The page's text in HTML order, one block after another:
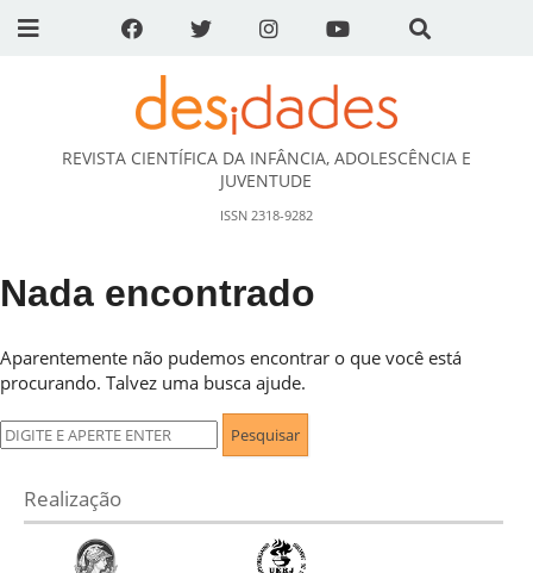
DESidades
REVISTA CIENTÍFICA DA INFÂNCIA, ADOLESCÊNCIA E
JUVENTUDE
ISSN 2318-9282
Nada encontrado
Aparentemente não pudemos encontrar o que você está
procurando. Talvez uma busca ajude.
Pesquisar
por:
Realização